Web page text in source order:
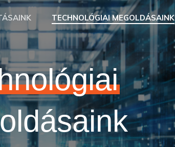
TECHNOLÓGIAI MEGOLDÁSAINK